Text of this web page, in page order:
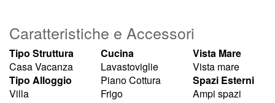
Caratteristiche e Accessori
Tipo Struttura
Casa Vacanza
Tipo Alloggio
Villa
Cucina
Lavastoviglie
Piano Cottura
Frigo
Vista Mare
Vista mare
Spazi Esterni
Ampi spazi